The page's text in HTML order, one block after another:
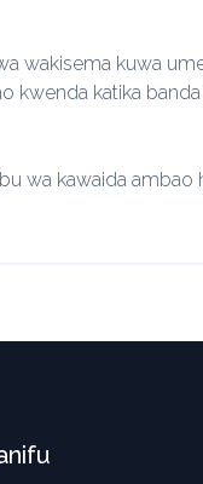
wakisema kuwa
kwenda katika
wa kawaida